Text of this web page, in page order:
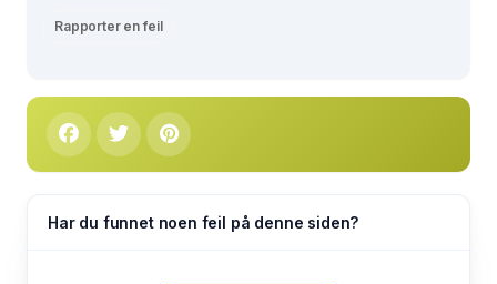
Rapporter en feil
Har du funnet noen feil på denne siden?